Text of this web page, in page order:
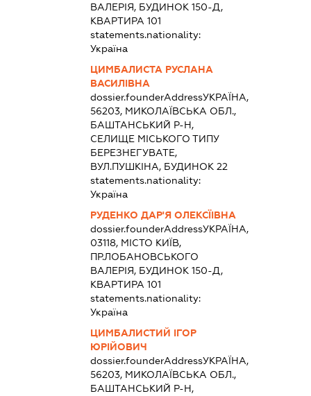
ВАЛЕРІЯ, БУДИНОК 150-Д,
КВАРТИРА 101
statements.nationality:
Україна
ЦИМБАЛИСТА РУСЛАНА
ВАСИЛІВНА
dossier.founderAddressУКРАЇНА,
56203, МИКОЛАЇВСЬКА ОБЛ.,
БАШТАНСЬКИЙ Р-Н,
СЕЛИЩЕ МІСЬКОГО ТИПУ
БЕРЕЗНЕГУВАТЕ,
ВУЛ.ПУШКІНА, БУДИНОК 22
statements.nationality:
Україна
РУДЕНКО ДАР'Я ОЛЕКСЇІВНА
dossier.founderAddressУКРАЇНА,
03118, МІСТО КИЇВ,
ПР.ЛОБАНОВСЬКОГО
ВАЛЕРІЯ, БУДИНОК 150-Д,
КВАРТИРА 101
statements.nationality:
Україна
ЦИМБАЛИСТИЙ ІГОР
ЮРІЙОВИЧ
dossier.founderAddressУКРАЇНА,
56203, МИКОЛАЇВСЬКА ОБЛ.,
БАШТАНСЬКИЙ Р-Н,